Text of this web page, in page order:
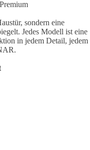
sondern eine
Jedes Modell ist eine
in jedem Detail, jedem